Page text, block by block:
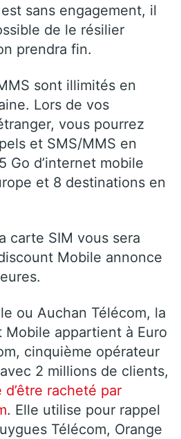
sans engagement, il
de le résilier
prendra fin.
sont illimités en
Lors de vos
vous pourrez
et SMS/MMS en
Go d’internet mobile
et 8 destinations en
carte SIM vous sera
Mobile annonce
ou Auchan Télécom, la
Mobile appartient à Euro
cinquième opérateur
2 millions de clients,
d’être racheté par
. Elle utilise pour rappel
Télécom, Orange